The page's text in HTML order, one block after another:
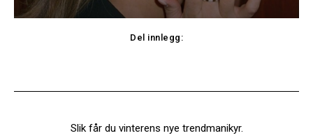
Del innlegg:
Slik får du vinterens nye trendmanikyr.